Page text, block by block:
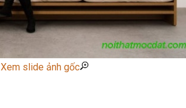
Xem slide ảnh gốc